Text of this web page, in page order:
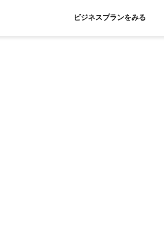
ビジネスプランをみる